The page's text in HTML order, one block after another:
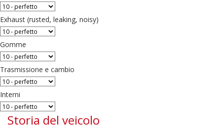
Exhaust (rusted, leaking, noisy)
Gomme
Trasmissione e cambio
Interni
Storia del veicolo